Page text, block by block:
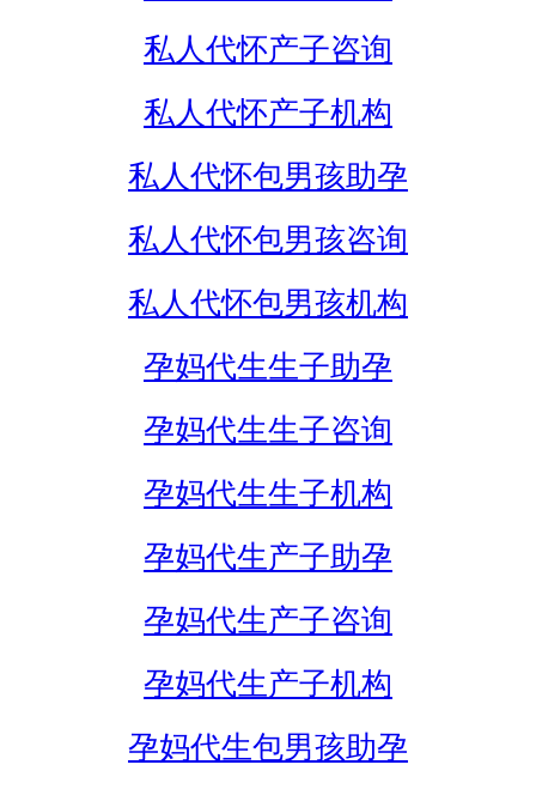
私人代怀产子咨询
私人代怀产子机构
私人代怀包男孩助孕
私人代怀包男孩咨询
私人代怀包男孩机构
孕妈代生生子助孕
孕妈代生生子咨询
孕妈代生生子机构
孕妈代生产子助孕
孕妈代生产子咨询
孕妈代生产子机构
孕妈代生包男孩助孕